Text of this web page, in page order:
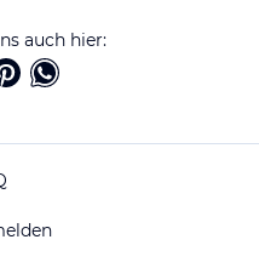
auch hier: